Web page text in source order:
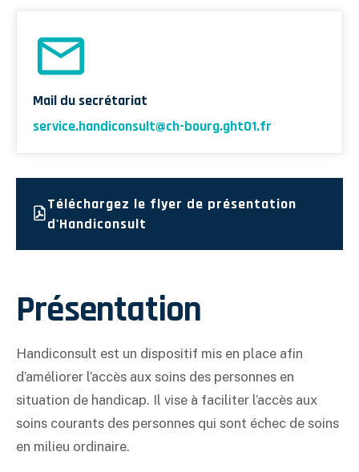
Mail du secrétariat
service.handiconsult@ch-bourg.ght01.fr
Téléchargez le flyer de présentation
d'Handiconsult
Présentation
Handiconsult est un dispositif mis en place afin
d’améliorer l’accès aux soins des personnes en
situation de handicap. Il vise à faciliter l’accès aux
soins courants des personnes qui sont échec de soins
en milieu ordinaire.